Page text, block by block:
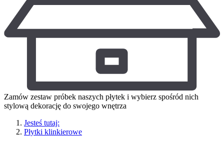
Zamów zestaw próbek naszych płytek i wybierz spośród nich
stylową dekorację do swojego wnętrza
Jesteś tutaj:
Płytki klinkierowe